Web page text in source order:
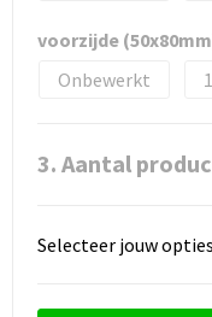
voorzijde
Onbewerkt
1
3. Aantal
Selecteer jouw